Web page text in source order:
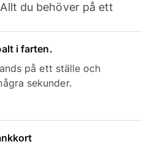
du behöver på ett
i farten.
på ett ställe och
sekunder.